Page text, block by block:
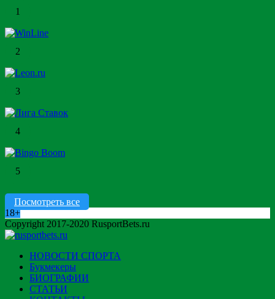
1
2
3
4
5
Посмотреть все
18+
Copyright 2017-2020 RusportBets.ru
НОВОСТИ СПОРТА
Букмекеры
БИОГРАФИИ
СТАТЬИ